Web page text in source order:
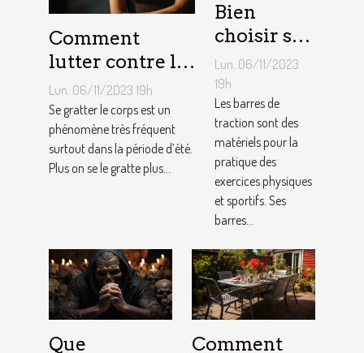
Comment
lutter contre la
démangeaison ?
Lun. 06/11/2023 19h
Se gratter le corps est un
phénomène très fréquent
surtout dans la période d’été.
Plus on se le gratte plus...
Bien
choisir sa
barre de
traction :
nos
conseils !
Lun. 06/11/2023
19h
Les barres de
traction sont des
matériels pour la
pratique des
exercices physiques
et sportifs. Ses
barres...
Que Comment